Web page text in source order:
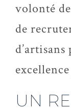
volonté
de
UN